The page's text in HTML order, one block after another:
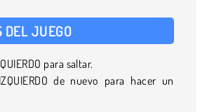
DEL JUEGO
para saltar.
de nuevo para hacer un